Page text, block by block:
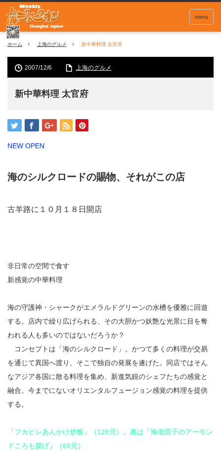
menu
ホーム 上海のグルメ 新中華料理 太官府
2007/12/6 上海のグルメ
新中華料理 太官府
NEW OPEN
海のシルクロードの賜物、それがこの店
古羊路に１０月１８日開店
非日常の空間で食す
新感覚の中華料理
海の守護神・シャークがエメラルドグリーンの水槽を優雅に回遊
する。店内で繰り広げられる、その大胆かつ妖艶な光景に目を奪
われる人も多いのではないだろうか？
コンセプトは「海のシルクロード」。かつて多くの料理が交易
を通じて異国へ渡り、そこで独自の発展を遂げた。同店ではそん
なアジア各国に散る料理を集め、新進気鋭のシェフたちの感覚と
融合。今までにないオリエンタルフュージョン感覚の料理を提供
する。
「フカヒレあんかけ炒飯」（128元）。奥は「海老団子のアーモン
ドころも揚げ」（68元）